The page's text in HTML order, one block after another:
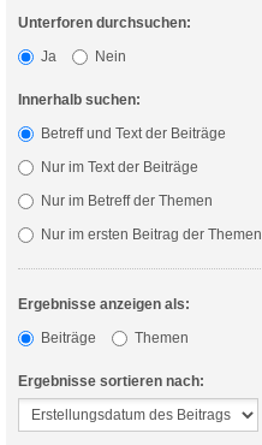
Unterforen durchsuchen:
Ja
Nein
Innerhalb suchen:
Betreff und Text der Beiträge
Nur im Text der Beiträge
Nur im Betreff der Themen
Nur im ersten Beitrag der Themen
Ergebnisse anzeigen als:
Beiträge
Themen
Ergebnisse sortieren nach: